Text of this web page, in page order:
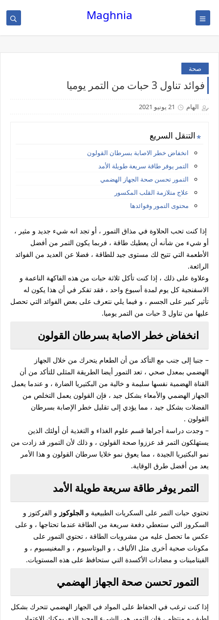
Maghnia
صحة
فوائد تناول 3 حبات من التمر يوميا
الهام 21 يونيو 2021
التنقل السريع
انخفاض خطر الاصابة بسرطان القولون
التمر يوفر طاقة سريعة طويلة الأمد
التمور تحسن صحة الجهاز الهضمي
علاج متلازمة القلب المكسور
محتوى التمور وفوائدها
إذا كنت تحب الحلاوة في مذاق التمور ، أو تجد انه شيء جديد و مثير ،
أو شيء من شأنه أن يعطيك طاقة ، فربما يكون التمر من أفضل
الأطعمة التي تتيح لك مستوى جيد للطاقة ، فضلا عن العديد من الفوائد
الرائعة.
وعلاوة على ذلك ، إذا كنت تأكل ثلاثة حبات من هذه الفاكهة الناعمة و
الاسفنجية كل يوم لمدة أسبوع واحد ، فقد تفكر في أن هذا يكون له
تأثير كبير على الجسم ، و فيما يلي نتعرف على بعض الفوائد التي تحصل
عليها من تناول 3 حبات من التمر يوميا.
انخفاض خطر الاصابة بسرطان القولون
– جنبا إلى جنب مع التأكد من أن الطعام يتحرك من خلال الجهاز
الهضمي بمعدل صحي ، تعد التمور أيضا الطريقة المثلى للتأكد من أن
القناة الهضمية نفسها سليمة و خالية من البكتيريا الضارة ، و عندما يعمل
الجهاز الهضمي والأمعاء بشكل جيد ، فإن القولون يعمل التخلص من
الفضلات بشكل جيد ، مما يؤدي إلى تقليل خطر الإصابة بسرطان
القولون .
– وجدت دراسة أجراها قسم علوم الغذاء و التغذية أن أولئك الذين
يستهلكون التمر قد عززوا صحة القولون ، و ذلك لأن التمور قد زادت من
نمو البكتيريا الجيدة ، مما يعوق نمو خلايا سرطان القولون و هذا الأمر
يعد من أفضل طرق الوقاية.
التمر يوفر طاقة سريعة طويلة الأمد
تحتوي حبات التمر على السكريات الطبيعية و الجلوكوز و الفركتوز و
السكروز التي ستعطي دفعة سريعة من الطاقة عندما تحتاجها ، و على
عكس ما تحصل عليه من مشروبات الطاقة ، تحتوي التمور على
مكونات صحية أخرى مثل الألياف ، و البوتاسيوم ، و المغنيسيوم ، و
الفيتامينات و مضادات الأكسدة التي ستحافظ على هذه المستويات.
التمور تحسن صحة الجهاز الهضمي
إذا كنت ترغب في الحفاظ على المواد في الجهاز الهضمي تتحرك بشكل